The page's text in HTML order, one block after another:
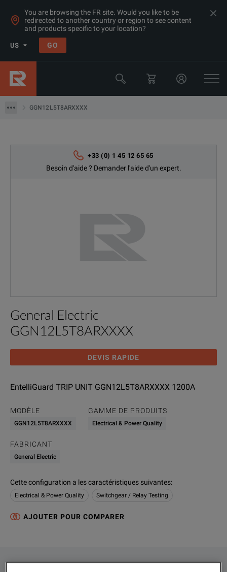
You are browsing the FR site. Would you like to be
redirected to another country or region to see content
and products specific to your location?
US GO
GGN12L5T8ARXXXX
Qualité électrique et d'alimentation
Test de relais et équipements de protection
+33 (0) 1 45 12 65 65
Besoin d'aide ? Demander l'aide d'un expert.
General Electric
GGN12L5T8ARXXXX
DEVIS RAPIDE
EntelliGuard TRIP UNIT GGN12L5T8ARXXXX 1200A
MODÈLE
GGN12L5T8ARXXXX
GAMME DE PRODUITS
Electrical & Power Quality
FABRICANT
General Electric
Cette configuration a les caractéristiques suivantes:
Electrical & Power Quality Switchgear / Relay Testing
AJOUTER POUR COMPARER